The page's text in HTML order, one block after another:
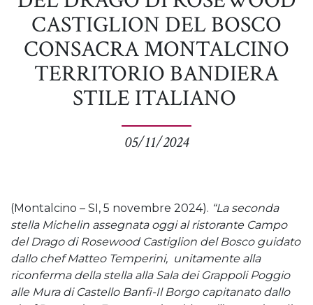
CASTIGLION DEL BOSCO
CONSACRA MONTALCINO
TERRITORIO BANDIERA
STILE ITALIANO
05/11/2024
(Montalcino – SI, 5 novembre 2024). “La seconda
stella Michelin assegnata oggi al ristorante Campo
del Drago di Rosewood Castiglion del Bosco guidato
dallo chef Matteo Temperini, unitamente alla
riconferma della stella alla Sala dei Grappoli Poggio
alle Mura di Castello Banfi-Il Borgo capitanato dallo